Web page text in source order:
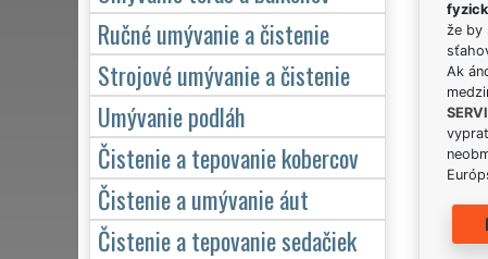
že by
Ak
Ručné umývanie a čistenie
Strojové umývanie a čistenie
Umývanie podláh
Čistenie a tepovanie kobercov
Čistenie a umývanie áut
Čistenie a tepovanie sedačiek